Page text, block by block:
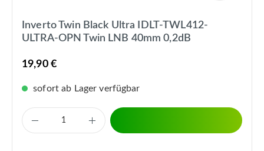
Inverto Twin Black Ultra IDLT-TWL412-
ULTRA-OPN Twin LNB 40mm 0,2dB
19,90 €
sofort ab Lager verfügbar